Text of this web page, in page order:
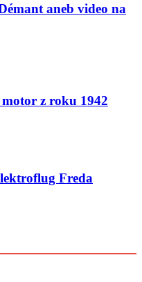
aneb video na
z roku 1942
Freda